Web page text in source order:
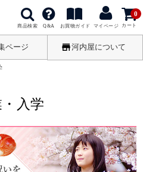
商品検索 Q&A お買物ガイド マイページ カート
0
ページ 河内屋について
入学